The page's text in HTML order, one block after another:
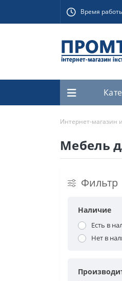
Время
Интернет-магазин
Мебель
Фильтр
Наличие
Есть в
Нет в